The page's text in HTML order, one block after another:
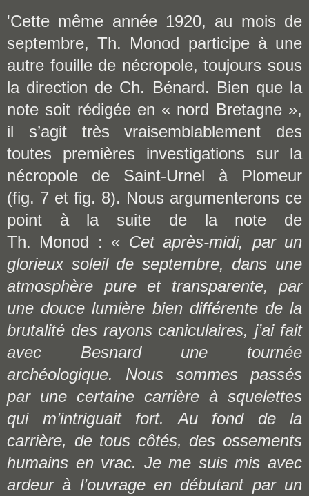
'Cette même année 1920, au mois de
septembre, Th. Monod participe à une
autre fouille de nécropole, toujours sous
la direction de Ch. Bénard. Bien que la
note soit rédigée en « nord Bretagne »,
il s’agit très vraisemblablement des
toutes premières investigations sur la
nécropole de Saint-Urnel à Plomeur
(fig. 7 et fig. 8). Nous argumenterons ce
point à la suite de la note de
Th. Monod : « Cet après-midi, par un
glorieux soleil de septembre, dans une
atmosphère pure et transparente, par
une douce lumière bien différente de la
brutalité des rayons caniculaires, j’ai fait
avec Besnard une tournée
archéologique. Nous sommes passés
par une certaine carrière à squelettes
qui m’intriguait fort. Au fond de la
carrière, de tous côtés, des ossements
humains en vrac. Je me suis mis avec
ardeur à l’ouvrage en débutant par un